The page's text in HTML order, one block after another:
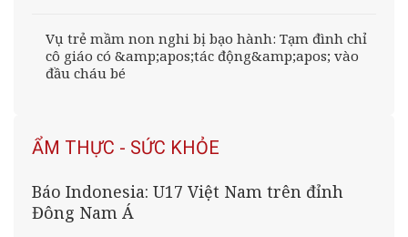
Vụ trẻ mầm non nghi bị bạo hành: Tạm đình chỉ
cô giáo có &amp;apos;tác động&amp;apos; vào
đầu cháu bé
ẨM THỰC - SỨC KHỎE
Báo Indonesia: U17 Việt Nam trên đỉnh
Đông Nam Á